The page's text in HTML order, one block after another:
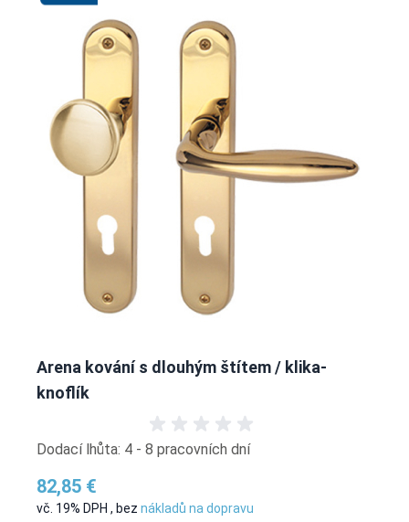
Arena kování s dlouhým štítem / klika-
knoflík
Dodací lhůta: 4 - 8 pracovních dní
82,85 €
vč. 19% DPH , bez nákladů na dopravu